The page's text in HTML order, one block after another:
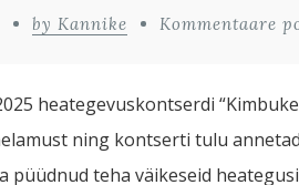
by Kannike Kommentaare
heategevuskontserdi
ning kontserti tulu
püüdnud teha väikeseid